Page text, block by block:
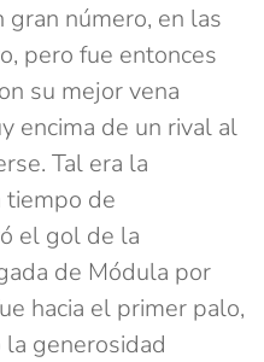
número, en las
pero fue entonces
su mejor vena
encima de un rival al
Tal era la
tiempo de
el gol de la
de Módula por
hacia el primer palo,
la generosidad